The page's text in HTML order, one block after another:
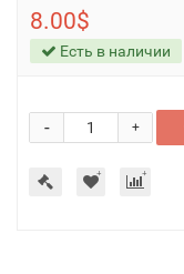
8.00$
Есть в наличии
+
-